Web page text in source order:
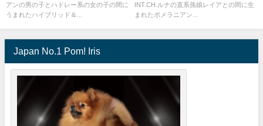
アンの男の子とハドレー系の女の子の間に
うまれたハイブリッド＆...
INT.CH.ルナの直系孫娘レイアとの間に生
まれたポメラニアン...
Japan No.1 Pom! Iris